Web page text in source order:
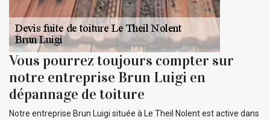
Vous pourrez toujours compter sur
notre entreprise Brun Luigi en
dépannage de toiture
Notre entreprise Brun Luigi située à Le Theil Nolent est active dans